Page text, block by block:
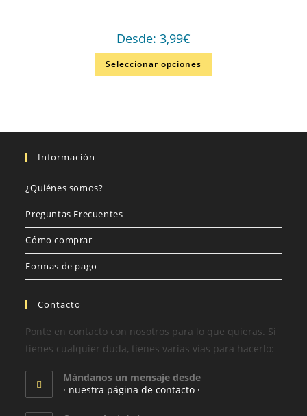
Desde: 3,99€
Seleccionar opciones
Información
¿Quiénes somos?
Preguntas Frecuentes
Cómo comprar
Formas de pago
Contacto
Ponte en contacto con nosotros para lo que quieras. Si
tienes cualquier duda, tienes varias vías para hacerlo:
Mándanos un mensaje desde
· nuestra página de contacto ·